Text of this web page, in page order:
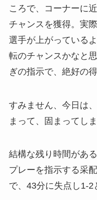
ころで、コーナーに
チャンスを獲得。実
選手が上がっている
転のチャンスかなと
ぎの指示で、絶好の
すみません、今日は
まって、固まってし
結構な残り時間があ
プレーを指示する采
で、43分に失点し1-2